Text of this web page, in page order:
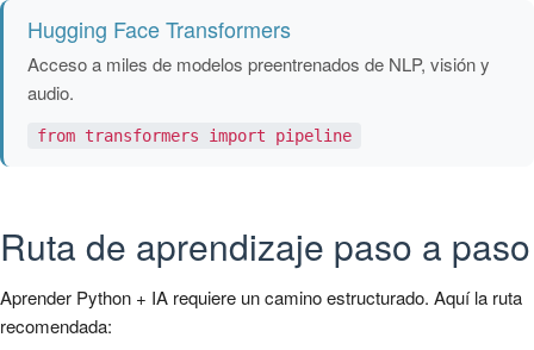
Hugging Face Transformers
Acceso a miles de modelos preentrenados de NLP, visión y
audio.
from transformers import pipeline
Ruta de aprendizaje paso a paso
Aprender Python + IA requiere un camino estructurado. Aquí la ruta
recomendada: